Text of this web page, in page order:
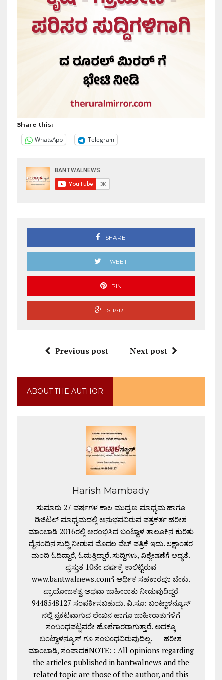
Share this:
WhatsApp Telegram
SHARE
TWEET
PIN
SHARE
Previous post Next post
ABOUT THE AUTHOR
Harish Mambady
ಸುಮಾರು 27 ವರ್ಷಗಳ ಕಾಲ ಮುದ್ರಣ ಮಾಧ್ಯಮ ಹಾಗೂ
ಡಿಜಿಟಲ್ ಮಾಧ್ಯಮದಲ್ಲಿ ಅನುಭವವಿರುವ ಪತ್ರಕರ್ತ ಹರೀಶ
ಮಾಂಬಾಡಿ 2016ರಲ್ಲಿ ಆರಂಭಿಸಿದ ಬಂಟ್ವಾಳ ತಾಲೂಕಿನ ಕುರಿತು
ದೈನಂದಿನ ಸುದ್ದಿ ನೀಡುವ ಮೊದಲ ವೆಬ್ ಪತ್ರಿಕೆ ಇದು. ಲಕ್ಷಾಂತರ
ಮಂದಿ ಓದಿದ್ದಾರೆ, ಓದುತ್ತಿದ್ದಾರೆ. ಸುದ್ದಿಗಳು, ವಿಶ್ಲೇಷಣೆಗೆ ಆದ್ಯತೆ.
ಪ್ರಸ್ತುತ 10ನೇ ವರ್ಷಕ್ಕೆ ಕಾಲಿಟ್ಟಿರುವ
www.bantwalnews.comಗೆ ಆರ್ಥಿಕ ಸಹಕಾರವೂ ಬೇಕು.
ಪ್ರಾಯೋಜಕತ್ವ ಅಥವಾ ಜಾಹೀರಾತು ನೀಡುವುದಿದ್ದರೆ
9448548127 ಸಂಪರ್ಕಿಸಬಹುದು. ವಿ.ಸೂ: ಬಂಟ್ವಾಳನ್ಯೂಸ್
ನಲ್ಲಿ ಪ್ರಕಟವಾಗುವ ಲೇಖನ ಹಾಗೂ ಜಾಹೀರಾತುಗಳಿಗೆ
ಸಂಬಂಧಪಟ್ಟವರೇ ಹೊಣೆಗಾರರಾಗುತ್ತಾರೆ. ಅದಕ್ಕೂ
ಬಂಟ್ವಾಳನ್ಯೂಸ್ ಗೂ ಸಂಬಂಧವಿರುವುದಿಲ್ಲ. --- ಹರೀಶ
ಮಾಂಬಾಡಿ, ಸಂಪಾದಕNOTE: : All opinions regarding
the articles published in bantwalnews and the
related topic are those of the author, and this